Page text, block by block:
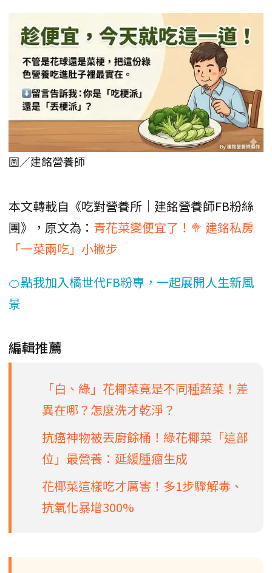
圖／建銘營養師
本文轉載自《吃對營養所｜建銘營養師FB粉絲
團》，原文為： 青花菜變便宜了！🥦 建銘私房
「一菜兩吃」小撇步
🍊點我加入橘世代FB粉專，一起展開人生新風
景
編輯推薦
「白、綠」花椰菜竟是不同種蔬菜！差
異在哪？怎麼洗才乾淨？
抗癌神物被丟廚餘桶！綠花椰菜「這部
位」最營養：延緩腫瘤生成
花椰菜這樣吃才厲害！多1步驟解毒、
抗氧化暴增300%